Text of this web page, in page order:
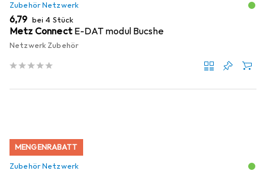
Zubehör Netzwerk
EUR
6,79 bei 4 Stück
Metz Connect E-DAT modul Bucshe
Netzwerk Zubehör
MENGENRABATT
Zubehör Netzwerk